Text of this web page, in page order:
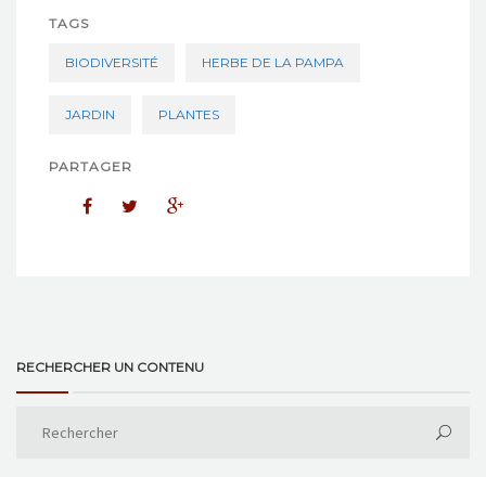
TAGS
BIODIVERSITÉ HERBE DE LA PAMPA
JARDIN PLANTES
PARTAGER
RECHERCHER UN CONTENU